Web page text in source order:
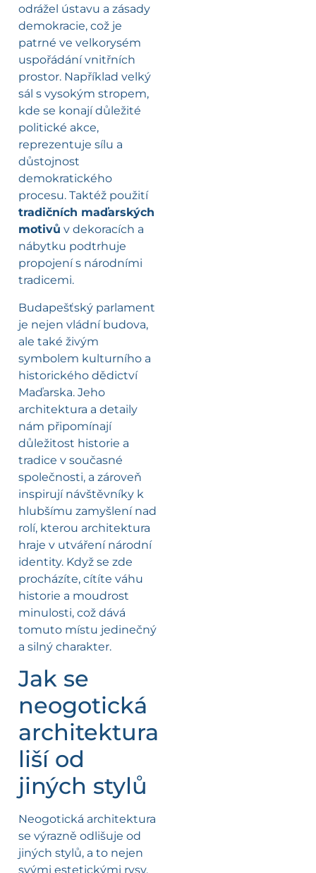
odrážel ústavu a zásady
demokracie, což je
patrné ve velkorysém
uspořádání vnitřních
prostor. Například velký
sál s vysokým stropem,
kde se konají důležité
politické akce,
reprezentuje sílu a
důstojnost
demokratického
procesu. Taktéž použití
tradičních maďarských
motivů v dekoracích a
nábytku podtrhuje
propojení s národními
tradicemi.
Budapešťský parlament
je nejen vládní budova,
ale také živým
symbolem kulturního a
historického dědictví
Maďarska. Jeho
architektura a detaily
nám připomínají
důležitost historie a
tradice v současné
společnosti, a zároveň
inspirují návštěvníky k
hlubšímu zamyšlení nad
rolí, kterou architektura
hraje v utváření národní
identity. Když se zde
procházíte, cítíte váhu
historie a moudrost
minulosti, což dává
tomuto místu jedinečný
a silný charakter.
Jak se
neogotická
architektura
liší od
jiných stylů
Neogotická architektura
se výrazně odlišuje od
jiných stylů, a to nejen
svými estetickými rysy,